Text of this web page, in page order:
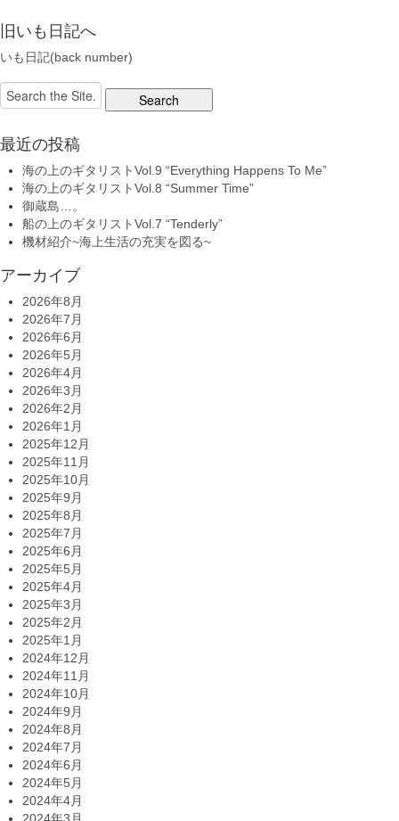
旧いも日記へ
いも日記(back number)
Search
for:
最近の投稿
海の上のギタリストVol.9 “Everything Happens To Me”
海の上のギタリストVol.8 “Summer Time”
御蔵島…。
船の上のギタリストVol.7 “Tenderly”
機材紹介~海上生活の充実を図る~
アーカイブ
2026年8月
2026年7月
2026年6月
2026年5月
2026年4月
2026年3月
2026年2月
2026年1月
2025年12月
2025年11月
2025年10月
2025年9月
2025年8月
2025年7月
2025年6月
2025年5月
2025年4月
2025年3月
2025年2月
2025年1月
2024年12月
2024年11月
2024年10月
2024年9月
2024年8月
2024年7月
2024年6月
2024年5月
2024年4月